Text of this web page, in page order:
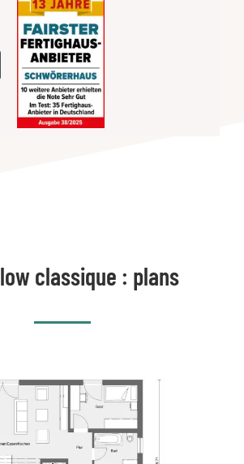
classique : plans